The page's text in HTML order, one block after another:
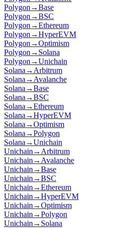
Polygon →Base
Polygon →BSC
Polygon →Ethereum
Polygon →HyperEVM
Polygon →Optimism
Polygon → Solana
Polygon →Unichain
Solana → Arbitrum
Solana → Avalanche
Solana →Base
Solana →BSC
Solana →Ethereum
Solana →HyperEVM
Solana →Optimism
Solana →Polygon
Solana →Unichain
Unichain → Arbitrum
Unichain → Avalanche
Unichain →Base
Unichain →BSC
Unichain →Ethereum
Unichain →HyperEVM
Unichain →Optimism
Unichain →Polygon
Unichain → Solana